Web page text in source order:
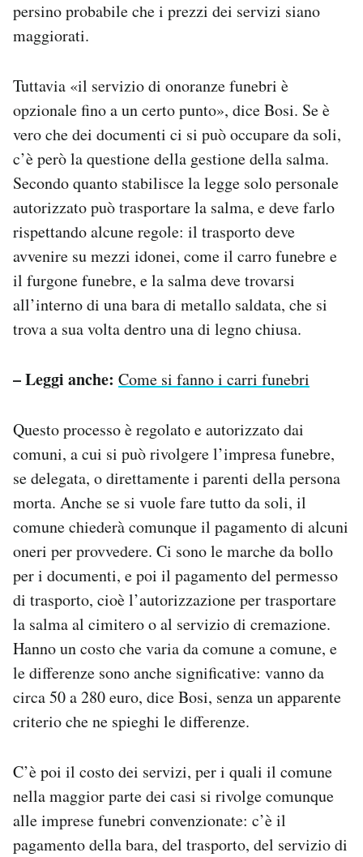
persino probabile che i prezzi dei servizi siano
maggiorati.
Tuttavia «il servizio di onoranze funebri è
opzionale fino a un certo punto», dice Bosi. Se è
vero che dei documenti ci si può occupare da soli,
c’è però la questione della gestione della salma.
Secondo quanto stabilisce la legge solo personale
autorizzato può trasportare la salma, e deve farlo
rispettando alcune regole: il trasporto deve
avvenire su mezzi idonei, come il carro funebre e
il furgone funebre, e la salma deve trovarsi
all’interno di una bara di metallo saldata, che si
trova a sua volta dentro una di legno chiusa.
– Leggi anche: Come si fanno i carri funebri
Questo processo è regolato e autorizzato dai
comuni, a cui si può rivolgere l’impresa funebre,
se delegata, o direttamente i parenti della persona
morta. Anche se si vuole fare tutto da soli, il
comune chiederà comunque il pagamento di alcuni
oneri per provvedere. Ci sono le marche da bollo
per i documenti, e poi il pagamento del permesso
di trasporto, cioè l’autorizzazione per trasportare
la salma al cimitero o al servizio di cremazione.
Hanno un costo che varia da comune a comune, e
le differenze sono anche significative: vanno da
circa 50 a 280 euro, dice Bosi, senza un apparente
criterio che ne spieghi le differenze.
C’è poi il costo dei servizi, per i quali il comune
nella maggior parte dei casi si rivolge comunque
alle imprese funebri convenzionate: c’è il
pagamento della bara, del trasporto, del servizio di